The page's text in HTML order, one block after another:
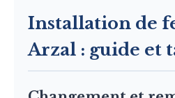
Installation de
Arzal : guide et